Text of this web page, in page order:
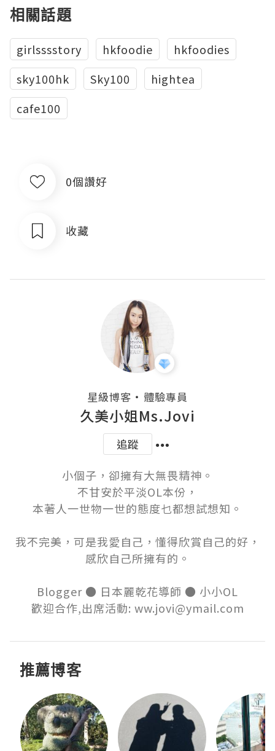
相關話題
girlsssstory hkfoodie
hkfoodies
sky100hk
Sky100
hightea
cafe100
0個讚好
收藏
星級博客 ・ 體驗專員
久美小姐Ms.Jovi
追蹤
小個子，卻擁有大無畏精神。
不甘安於平淡OL本份，
本著人一世物一世的態度乜都想試想知。
我不完美，可是我愛自己，懂得欣賞自己的好，
感欣自己所擁有的。
Blogger ● 日本麗乾花導師 ● 小小OL
歡迎合作,出席活動: ww.jovi@ymail.com
推薦博客